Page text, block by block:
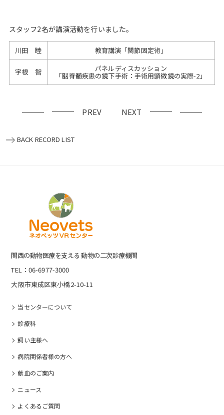
スタッフ2名が講演活動を行いました。
川田 睦 教育講演「関節固定術」
宇根 智 パネルディスカッション
「脳脊髄疾患の鏡下手術：手術用顕微鏡の実際-2」
PREV NEXT
BACK RECORD LIST
関⻄の動物医療を⽀える 動物の⼆次診療機関
TEL：06-6977-3000
大阪市東成区東小橋2-10-11
当センターについて
診療科
飼い主様へ
病院関係者様の⽅へ
献血のご案内
ニュース
よくあるご質問